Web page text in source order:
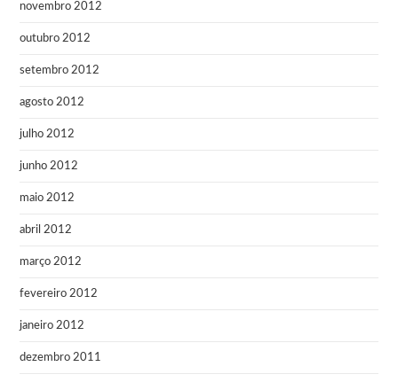
novembro 2012
outubro 2012
setembro 2012
agosto 2012
julho 2012
junho 2012
maio 2012
abril 2012
março 2012
fevereiro 2012
janeiro 2012
dezembro 2011